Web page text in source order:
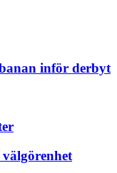
inför derbyt